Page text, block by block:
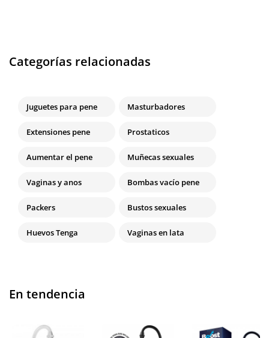
Categorías relacionadas
Juguetes para pene Masturbadores
Extensiones pene Prostaticos
Aumentar el pene Muñecas sexuales
Vaginas y anos Bombas vacío pene
Packers Bustos sexuales
Huevos Tenga Vaginas en lata
En tendencia